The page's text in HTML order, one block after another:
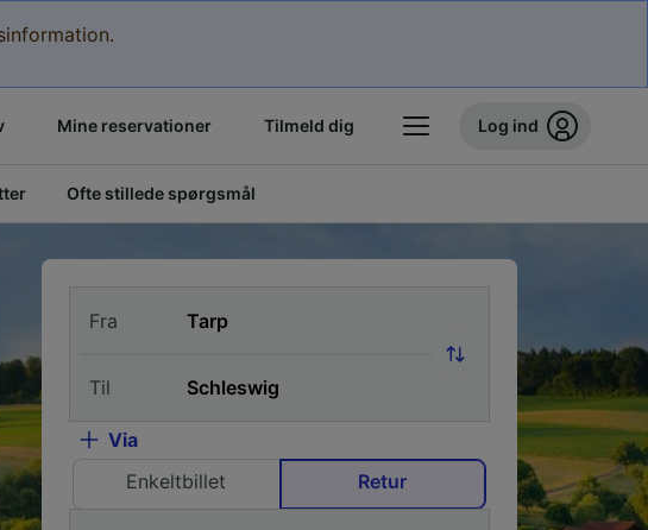
Mine reservationer Tilmeld dig Log ind
Ofte stillede spørgsmål
Fra
Til
Via
Enkeltbillet
Retur